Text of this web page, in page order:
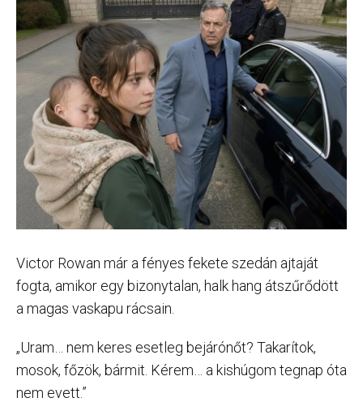
Victor Rowan már a fényes fekete szedán ajtaját
fogta, amikor egy bizonytalan, halk hang átszűrődött
a magas vaskapu rácsain.
„Uram… nem keres esetleg bejárónőt? Takarítok,
mosok, főzök, bármit. Kérem… a kishúgom tegnap óta
nem evett.”